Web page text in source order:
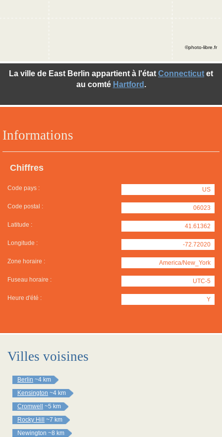
Informations
Chiffres
Code pays : US
Code postal : 06023
Latitude : 41.61362
Longitude : -72.72020
Zone horaire : America/New_York
Fuseau horaire : UTC-5
Heure d'été : Y
La ville de East Berlin appartient à l'état Connecticut et
au comté Hartford .
©photo-libre.fr
Villes voisines
Berlin ~4 km
Kensington ~4 km
Cromwell
~5 km
Rocky Hill
~7 km
Newington ~8 km